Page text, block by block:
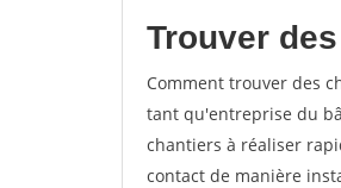
Trouver
Comment trouver des
tant qu'entreprise du
chantiers à réaliser
contact de manière